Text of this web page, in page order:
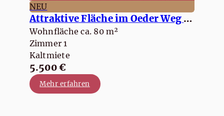
NEU
Attraktive Fläche im Oeder Weg - Café oder ähnliches möglich
Wohnfläche ca. 80 m²
Zimmer 1
Kaltmiete
5.500 €
Mehr erfahren